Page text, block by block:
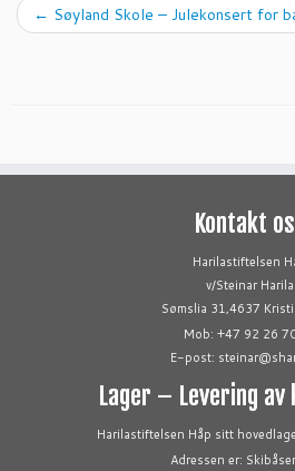
← Søyland Skole – Julekonsert for
Kontakt
Harilastiftelsen
v/Steinar Harila
Sømslia 31,4637
Mob: +47 92 26
E-post:
Lager – Levering
Harilastiftelsen Håp sitt
Adressen er: